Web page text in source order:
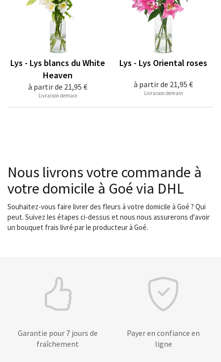
à partir de 21,95 €
Lys - Lys blancs du White
Heaven
Livraison demain
à partir de 21,95 €
Lys - Lys Oriental roses
Livraison demain
Nous livrons votre commande à
votre domicile à Goé via DHL
Souhaitez-vous faire livrer des fleurs à votre domicile à Goé ? Qui
peut. Suivez les étapes ci-dessus et nous nous assurerons d'avoir
un bouquet frais livré par le producteur à Goé.
Garantie pour 7 jours de
fraîchement
Payer en confiance en
ligne